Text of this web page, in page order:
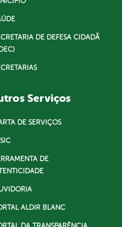
DE DEFESA CIDADÃ
Serviços
DE SERVIÇOS
DE
ALDIR BLANC